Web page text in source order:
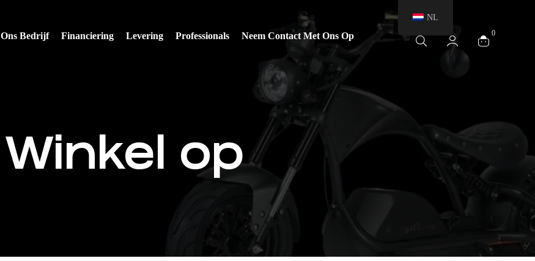
Ons Bedrijf Financiering Levering Professionals Neem Contact Met Ons Op 0
Winkel op
NL